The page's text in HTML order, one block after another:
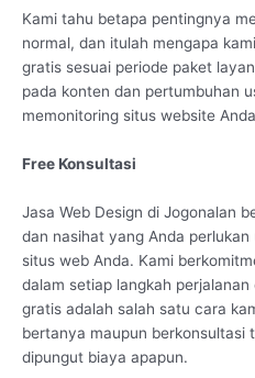
Kami tahu betapa pentingnya
normal, dan itulah mengapa
gratis sesuai periode paket
pada konten dan pertumbuhan
memonitoring situs website
Free Konsultasi
Jasa Web Design di Jogonalan
dan nasihat yang Anda
situs web Anda. Kami
dalam setiap langkah
gratis adalah salah satu cara
bertanya maupun berkonsultasi
dipungut biaya apapun.